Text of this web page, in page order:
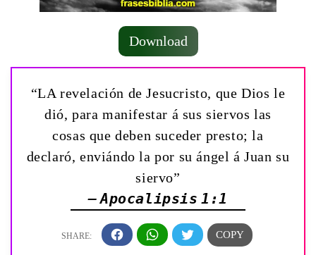
Download
“LA revelación de Jesucristo, que Dios le
dió, para manifestar á sus siervos las
cosas que deben suceder presto; la
declaró, enviándo la por su ángel á Juan su
siervo”
— Apocalipsis 1:1